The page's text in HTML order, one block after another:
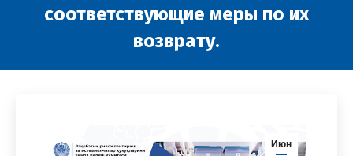
соответствующие меры по их
возврату.
Июн